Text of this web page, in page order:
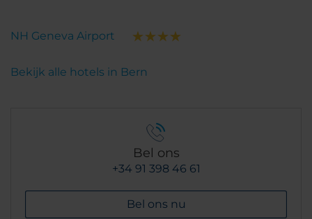
NH Geneva Airport
Bekijk alle hotels in Bern
Bel ons
+34 91 398 46 61
Bel ons nu